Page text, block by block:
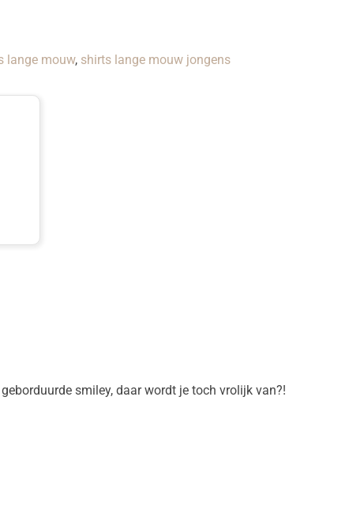
lange mouw, shirts lange mouw jongens
smiley, daar wordt je toch vrolijk van?!